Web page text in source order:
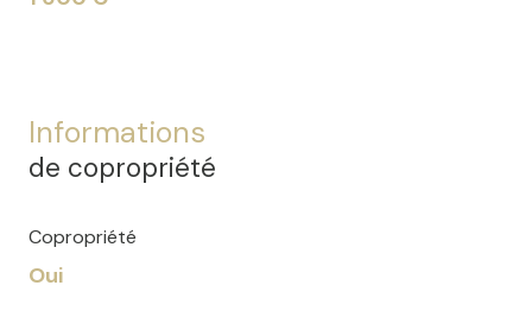
Informations
de copropriété
Copropriété
Oui